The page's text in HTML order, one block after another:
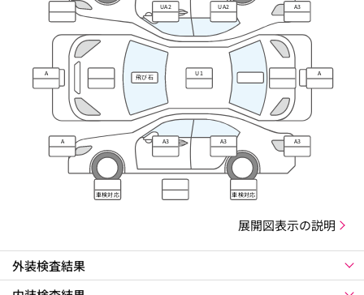
UA2 UA2 A3
A
飛び石
U1 A
A A3 A3 A3
車検対応 車検対応
展開図表示の説明
外装検査結果